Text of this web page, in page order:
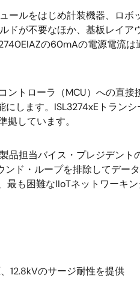
ルをはじめ計装機器、ロ
ドが不要なほか、基板レイ
の60mAの電源電流
ントローラ（MCU）への直
します。ISL3274xEトラ
拠しています。
品担当バイス・プレジデン
ド・ループを排除してデー
も困難なIIoTネットワーキ
12.8kVのサージ耐性を提供